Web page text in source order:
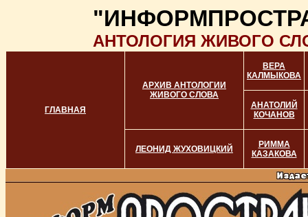
АНТОЛОГИЯ ЖИВОГО
ГЛАВНАЯ
АРХИВ АНТОЛОГИИ
ЖИВОГО СЛОВА
ВЕРА
КАЛМЫКОВА
АНАТОЛИЙ
КОЧАНОВ
ЛЕОНИД ЖУХОВИЦКИЙ
РИММА
КАЗАКОВА